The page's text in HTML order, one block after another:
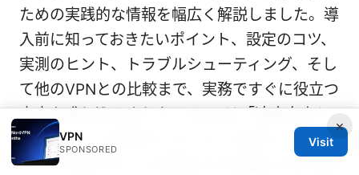
ための実践的な情報を幅広く解説しました。導
入前に知っておきたいポイント、設定のコツ、
実測のヒント、トラブルシューティング、そし
て他のVPNとの比較まで、実務ですぐに役立つ
内容を盛り込みました。Warpは「速度向上と
セキュリティ保護のバランス」を狙うツールと
して、日常のネット体験をより快適にする可能
×
VPN
SPONSORED
Visit